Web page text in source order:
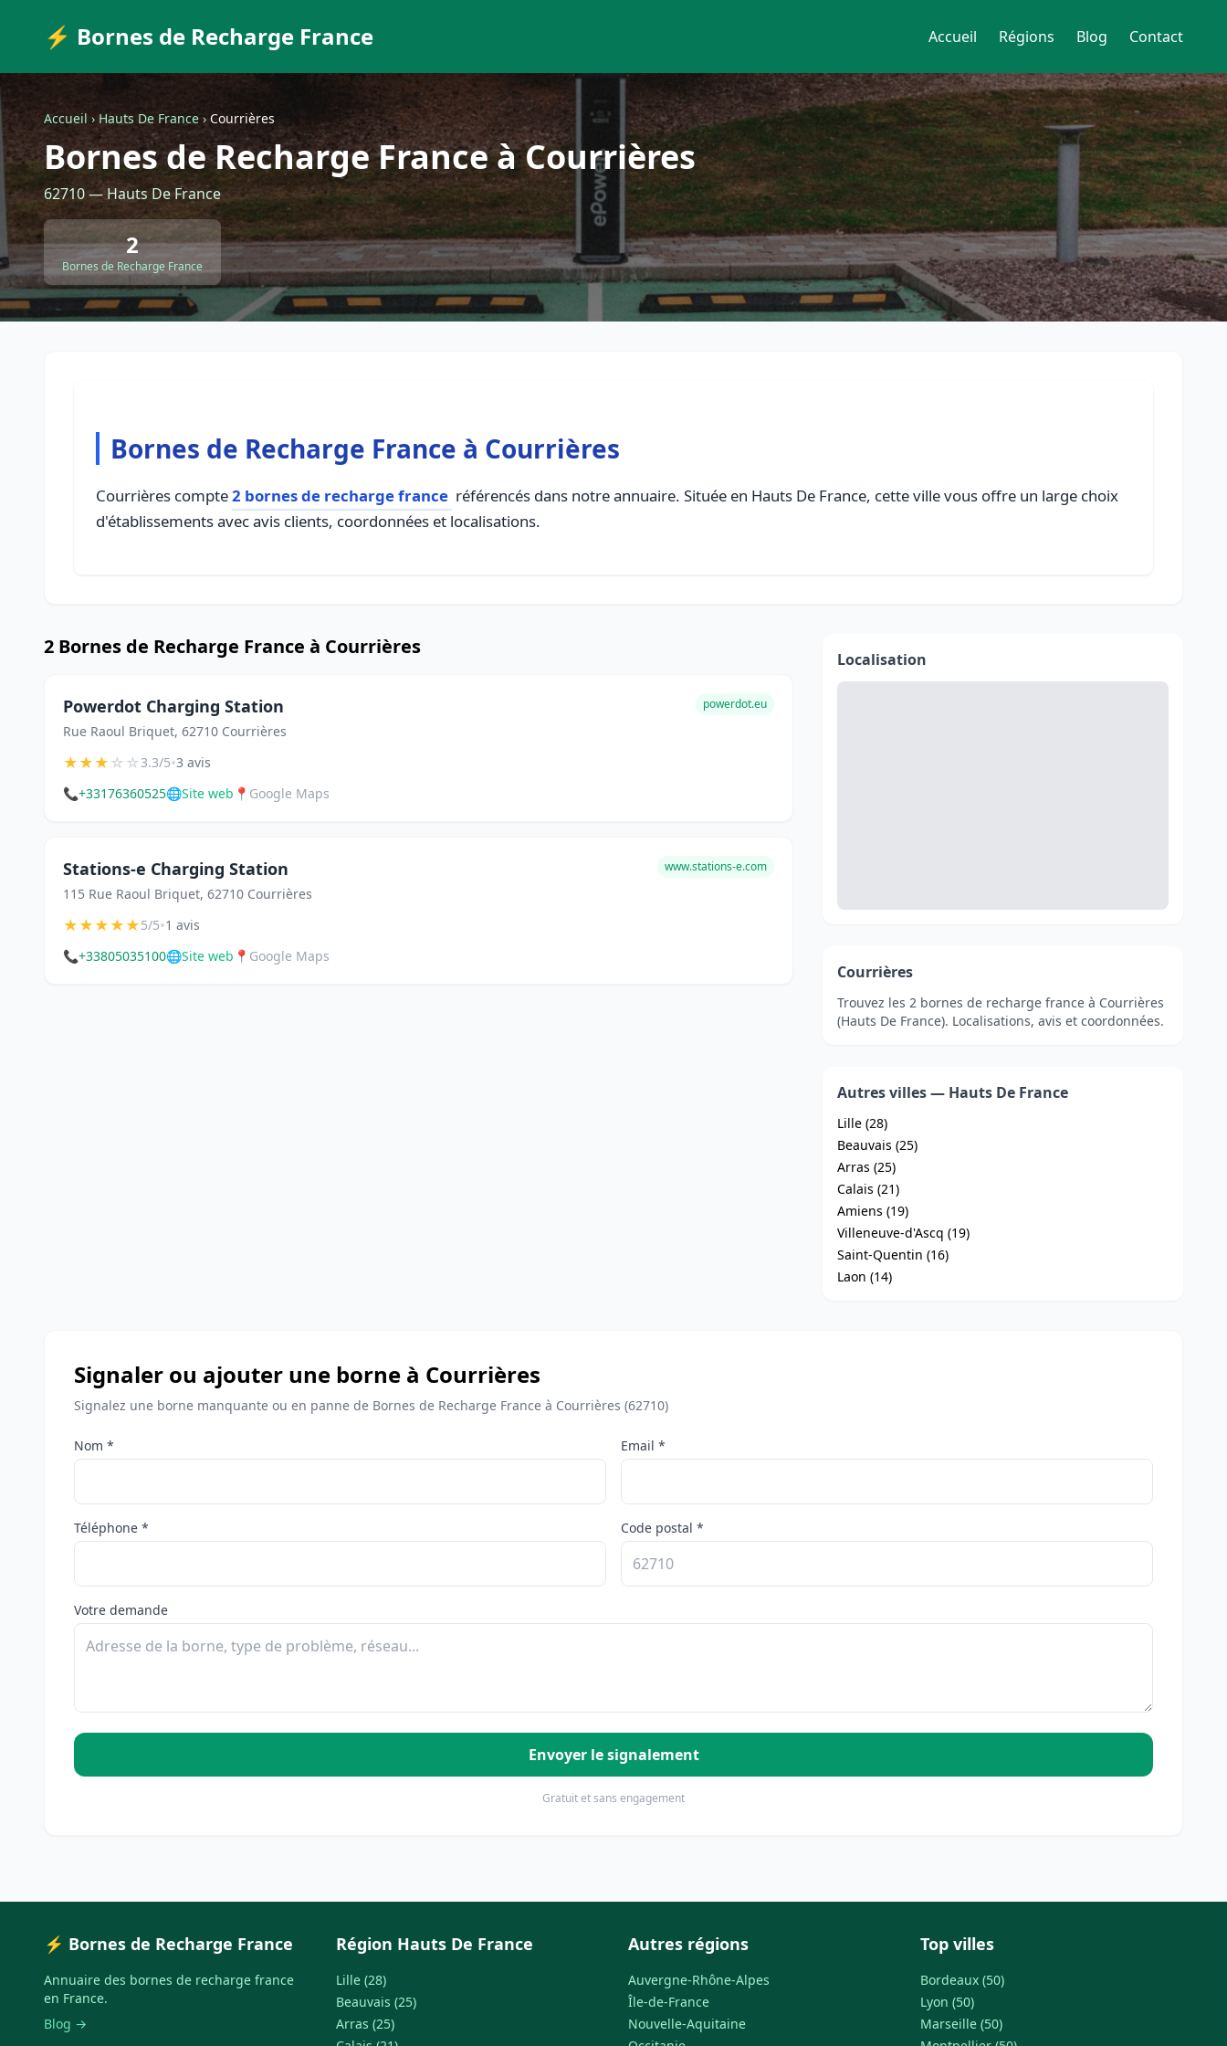
⚡ Bornes de Recharge France Accueil Régions Blog Contact
Accueil › Hauts De France › Courrières
Bornes de Recharge France à Courrières
62710 — Hauts De France
2
Bornes de Recharge France
Bornes de Recharge France à Courrières
Courrières compte2 bornes de recharge france référencés dans notre annuaire. Située en Hauts De France, cette ville vous offre un large choix
d'établissements avec avis clients, coordonnées et localisations.
2 Bornes de Recharge France à Courrières
Powerdot Charging Station
Rue Raoul Briquet, 62710 Courrières
powerdot.eu
★★★☆☆3.3/5•3 avis
📞+33176360525🌐Site web 📍 Google Maps
Stations-e Charging Station
115 Rue Raoul Briquet, 62710 Courrières
www.stations-e.com
★★★★★5/5•1 avis
📞+33805035100🌐Site web 📍 Google Maps
Localisation
Courrières
Trouvez les 2 bornes de recharge france à Courrières
(Hauts De France). Localisations, avis et coordonnées.
Autres villes — Hauts De France
Lille (28)
Beauvais (25)
Arras (25)
Calais (21)
Amiens (19)
Villeneuve-d'Ascq (19)
Saint-Quentin (16)
Laon (14)
Signaler ou ajouter une borne à Courrières
Signalez une borne manquante ou en panne de Bornes de Recharge France à Courrières (62710)
Nom * Email *
Téléphone * Code postal *
Votre demande
Envoyer le signalement
Gratuit et sans engagement
⚡ Bornes de Recharge France
Annuaire des bornes de recharge france
en France.
Blog →
Région Hauts De France
Lille (28)
Beauvais (25)
Arras (25)
Autres régions
Auvergne-Rhône-Alpes
Île-de-France
Nouvelle-Aquitaine
Top villes
Bordeaux (50)
Lyon (50)
Marseille (50)